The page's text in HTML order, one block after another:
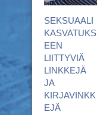
SEKSUAALI
KASVATUKS
EEN
LIITTYVIÄ
LINKKEJÄ
JA
KIRJAVINKK
EJÄ